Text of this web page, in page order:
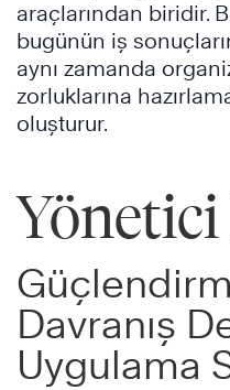
araçlarından biridir.
bugünün iş
aynı zamanda
zorluklarına
oluşturur.
Davranış
Uygulama